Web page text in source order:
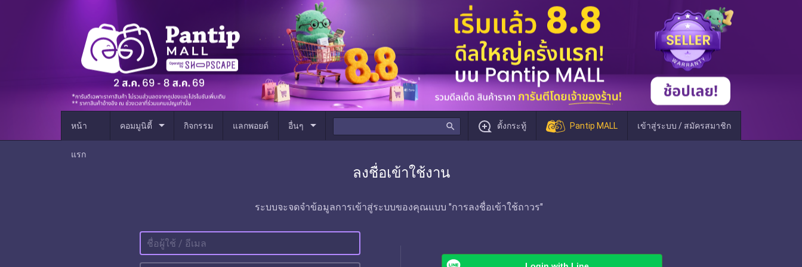
หน้า
แรก
คอมมูนิตี้ arrow_drop_down กิจกรรม แลกพอยต์ อื่นๆ arrow_drop_down search ตั้งกระทู้ Pantip MALL เข้าสู่ระบบ / สมัครสมาชิก
ลงชื่อเข้าใช้งาน
ระบบจะจดจำข้อมูลการเข้าสู่ระบบของคุณแบบ "การลงชื่อเข้าใช้ถาวร"